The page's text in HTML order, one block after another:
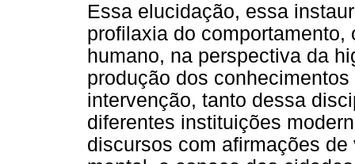
Essa elucidação, essa
profilaxia do
humano, na perspectiva da
produção dos
intervenção, tanto dessa
diferentes instituições
discursos com afirmações